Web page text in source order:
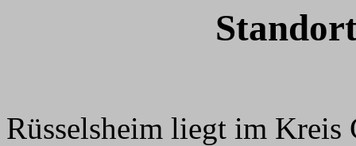
Rüsselsheim liegt im Kreis